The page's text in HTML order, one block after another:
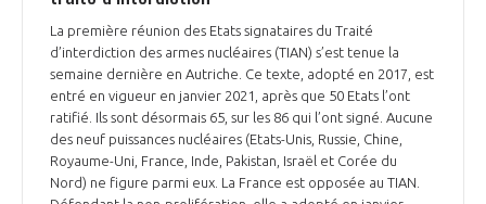
La première réunion des Etats signataires du Traité
d’interdiction des armes nucléaires (TIAN) s’est tenue la
semaine dernière en Autriche. Ce texte, adopté en 2017, est
entré en vigueur en janvier 2021, après que 50 Etats l’ont
ratifié. Ils sont désormais 65, sur les 86 qui l’ont signé. Aucune
des neuf puissances nucléaires (Etats-Unis, Russie, Chine,
Royaume-Uni, France, Inde, Pakistan, Israël et Corée du
Nord) ne figure parmi eux. La France est opposée au TIAN.